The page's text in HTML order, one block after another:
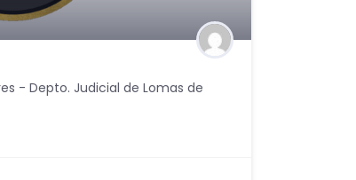
- Depto. Judicial de Lomas de